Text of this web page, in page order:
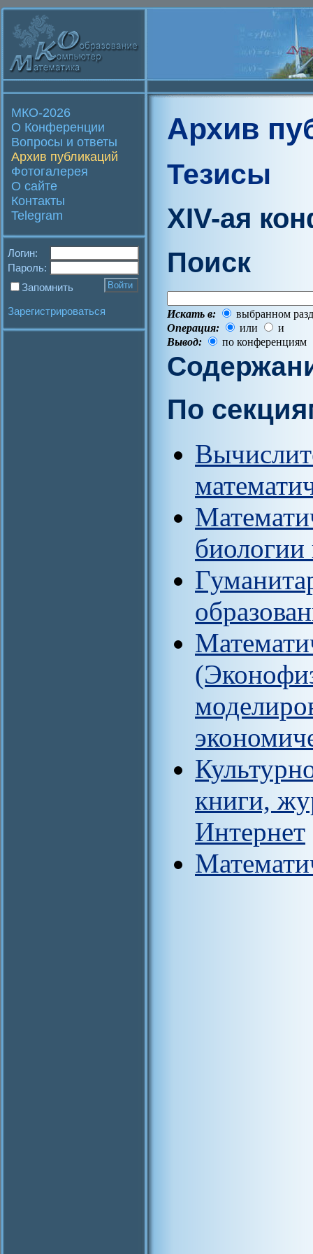
МКО-2026
О Конференции
Вопросы и ответы
Архив публикаций
Фотогалерея
О сайте
Контакты
Telegram
Логин:
Пароль:
Запомнить
Зарегистрироваться
Архив
Тезисы
XIV-ая
Поиск
Искать в:
выбранном
Операция:
или
и
Вывод:
по конференциям
По
книги,
Интернет